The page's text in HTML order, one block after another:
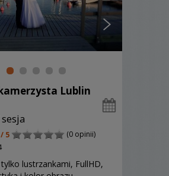
Lublin
5
(0 opinii)
lustrzankami, FullHD,